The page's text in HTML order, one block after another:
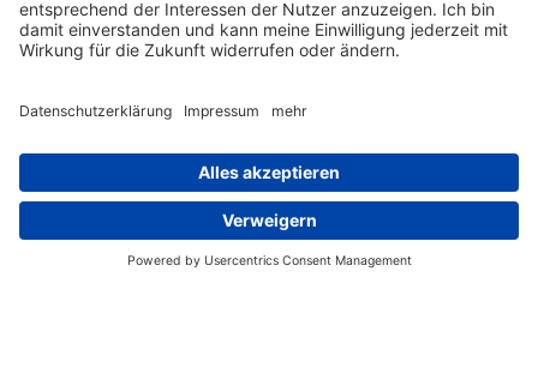
Kontakt
+49 7835 78939-01